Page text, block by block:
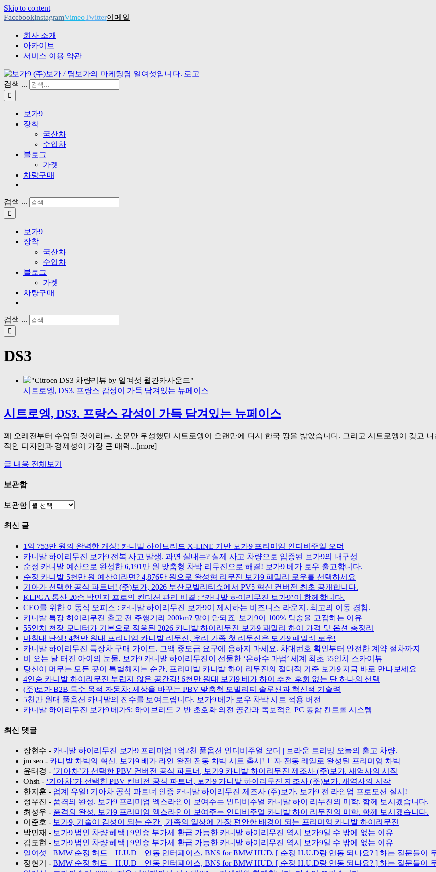
Skip to content
FacebookInstagramVimeoTwitter이메일
회사 소개
아카이브
서비스 이용 약관
검색 ...
보가9
장착
국산차
수입차
블로그
가젯
차량구매
검색 ...
보가9
장착
국산차
수입차
블로그
가젯
차량구매
검색 ...
DS3
시트로엥, DS3. 프랑스 감성이 가득 담겨있는 뉴페이스
시트로엥, DS3. 프랑스 감성이 가득 담겨있는 뉴페이스
꽤 오래전부터 수입될 것이라는, 소문만 무성했던 시트로엥이 오랜만에 다시 한국 땅을 밟았습니다. 그리고 시트로엥이 갖고
적인 디자인과 경제성이 가장 큰 매력...[more]
글 내용 전체보기
보관함
보관함
최신 글
1억 753만 원의 완벽한 개성! 카니발 하이브리드 X-LINE 기반 보가9 프리미엄 인디비주얼 오더
카니발 하이리무진 보가9 전복 사고 발생. 과연 실내는? 실제 사고 차량으로 입증된 보가9의 내구성
순정 카니발 예산으로 완성한 6,191만 원 맞춤형 차박 리무진으로 해결! 보가9 베가 로우 출고합니다.
순정 카니발 5천만 원 예산이라면? 4,876만 원으로 완성형 리무진 보가9 패밀리 로우를 선택하세요
기아가 선택한 공식 파트너! (주)보가, 2026 부산모빌리티쇼에서 PV5 혁신 컨버전 최초 공개합니다.
KLPGA 통산 20승 박민지 프로의 컨디션 관리 비결 : “카니발 하이리무진 보가9″이 함께합니다.
CEO를 위한 이동식 오피스 : 카니발 하이리무진 보가9이 제시하는 비즈니스 라운지. 최고의 이동 경험.
카니발 특장 하이리무진 출고 전 주행거리 200km? 말이 안되죠. 보가9이 100% 탁송을 고집하는 이유
55인치 천장 모니터가 기본으로 적용된 2026 카니발 하이리무진 보가9 패밀리 하이 가격 및 옵션 총정리
마침내 탄생! 4천만 원대 프리미엄 카니발 리무진, 우리 가족 첫 리무진은 보가9 패밀리 로우!
카니발 하이리무진 특장차 구매 가이드, 고액 중도금 요구에 응하지 마세요. 차대번호 확인부터 안전한 계약 절차까지
비 오는 날 터진 아이의 눈물, 보가9 카니발 하이리무진이 선물한 ‘은하수 마법’ 세계 최초 55인치 스카이뷰
당신이 머무는 모든 곳이 특별해지는 순간, 프리미발 카니발 하이 리무진의 절대적 기준 보가9 지금 바로 만나보세요
4인승 카니발 하이리무진 부럽지 않은 공간감! 6천만 원대 보가9 베가 하이 추천 후회 없는 단 하나의 선택
(주)보가 B2B 특수 목적 자동차: 세상을 바꾸는 PBV 맞춤형 모빌리티 솔루션과 혁신적 기술력
5천만 원대 풀옵션 카니발의 진수를 보여드립니다. 보가9 베가 로우 차박 시트 적용 버전
카니발 하이리무진 보가9 베가S: 하이브리드 기반 초호화 의전 공간과 독보적인 PC 통합 컨트롤 시스템
최신 댓글
장현수 - 카니발 하이리무진 보가9 프리미엄 1억2천 풀옵션 인디비주얼 오더 | 브라운 트리밍 오늘의 출고 차량.
jm.seo - 카니발 차박의 혁신, 보가9 베가 라인 완전 전동 차박 시트 출시! 11자 전동 레일로 완성된 프리미엄 차박
윤태경 - ‘기아차’가 선택한 PBV 컨버전 공식 파트너, 보가9 카니발 하이리무진 제조사 (주)보가. 새역사의 시작
Ohsh - ‘기아차’가 선택한 PBV 컨버전 공식 파트너, 보가9 카니발 하이리무진 제조사 (주)보가. 새역사의 시작
한지훈 - 업계 유일! 기아차 공식 파트너 인증 카니발 하이리무진 제조사 (주)보가, 보가9 전 라인업 프로모션 실시!
정우진 - 품격의 완성. 보가9 프리미엄 엑스라인이 보여주는 인디비주얼 카니발 하이 리무진의 미학. 함께 보시겠습니다.
최성우 - 품격의 완성. 보가9 프리미엄 엑스라인이 보여주는 인디비주얼 카니발 하이 리무진의 미학. 함께 보시겠습니다.
이준호 - 보가9, 기술이 감성이 되는 순간 | 가족의 일상에 가장 편안한 배경이 되는 프리미엄 카니발 하이리무진
박민재 - 보가9 법인 차량 혜택 | 9인승 부가세 환급 가능한 카니발 하이리무진 역시 보가9일 수 밖에 없는 이유
김도현 - 보가9 법인 차량 혜택 | 9인승 부가세 환급 가능한 카니발 하이리무진 역시 보가9일 수 밖에 없는 이유
일여섯 - BMW 순정 허드 – H.U.D – 연동 인터페이스, BNS for BMW HUD. [ 순정 H.U.D랑 연동 되나요? ] 하는 질문들이
정현기
- BMW 순정 허드 – H.U.D – 연동 인터페이스, BNS for BMW HUD. [ 순정 H.U.D랑 연동 되나요? ] 하는 질문들이